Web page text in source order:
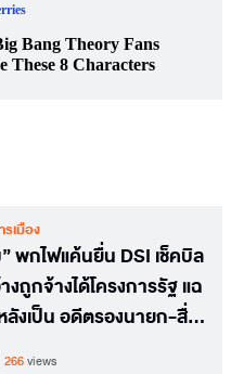
เมือง
พกไฟแค้นยื่น DSI เช็คบิล
ถูกจ้างได้โครงการรัฐ แฉ
ลังเป็น อดีตรองนายก-สื่อ
266views